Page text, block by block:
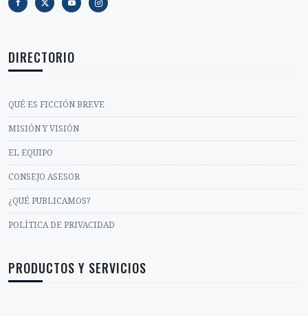
DIRECTORIO
QUÉ ES FICCIÓN BREVE
MISIÓN Y VISIÓN
EL EQUIPO
CONSEJO ASESOR
¿QUÉ PUBLICAMOS?
POLÍTICA DE PRIVACIDAD
PRODUCTOS Y SERVICIOS